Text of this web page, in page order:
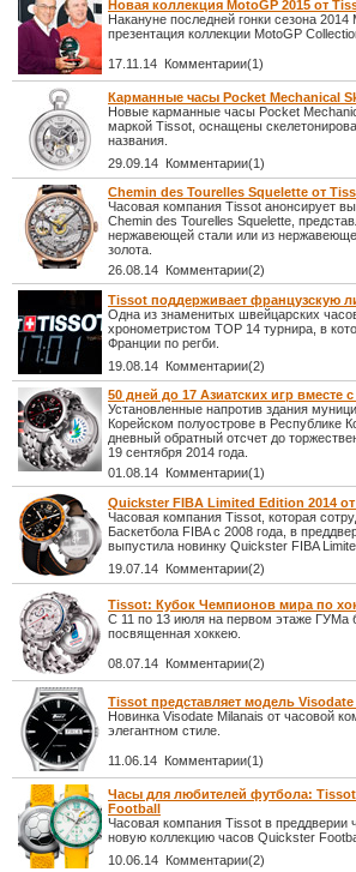
Новая коллекция MotoGP 2015 от
Накануне последней гонки сезона
презентация коллекции MotoGP
17.11.14 Комментарии(1)
Карманные часы Pocket Mechanical
Новые карманные часы Pocket
маркой Tissot, оснащены
названия.
29.09.14 Комментарии(1)
Chemin des Tourelles Squelette от
Часовая компания Tissot анонсирует
Chemin des Tourelles Squelette,
нержавеющей стали или из
золота.
26.08.14 Комментарии(2)
Tissot поддерживает французскую
Одна из знаменитых швейцарских
хронометристом TOP 14 турнира, в
Франции по регби.
19.08.14 Комментарии(2)
50 дней до 17 Азиатских игр вместе
Установленные напротив здания
Корейском полуострове в Республике
дневный обратный отсчет до
19 сентября 2014 года.
01.08.14 Комментарии(1)
Quickster FIBA Limited Edition 2014
Часовая компания Tissot, которая
Баскетбола FIBA с 2008 года, в
выпустила новинку Quickster FIBA
19.07.14 Комментарии(2)
Tissot: Кубок Чемпионов мира по
С 11 по 13 июля на первом этаже ГУМа
посвященная хоккею.
08.07.14 Комментарии(2)
Tissot представляет модель
Новинка Visodate Milanais от часовой
элегантном стиле.
11.06.14 Комментарии(1)
Часы для любителей футбола:
Football
Часовая компания Tissot в преддверии
новую коллекцию часов Quickster
10.06.14 Комментарии(2)